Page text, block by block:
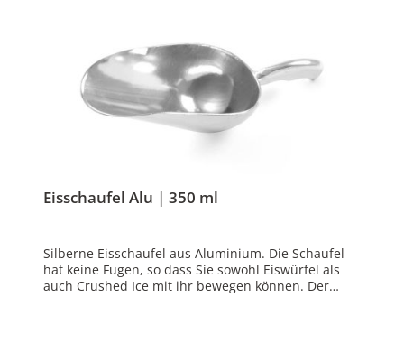
Eisschaufel Alu | 350 ml
Silberne Eisschaufel aus Aluminium. Die Schaufel
hat keine Fugen, so dass Sie sowohl Eiswürfel als
auch Crushed Ice mit ihr bewegen können. Der